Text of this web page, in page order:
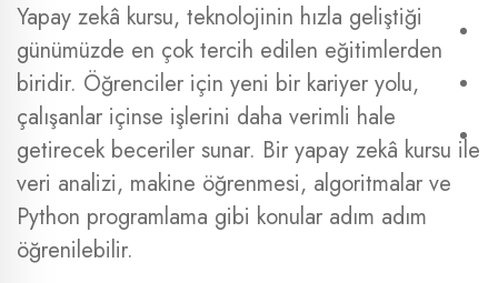
Yapay zekâ kursu, teknolojinin hızla geliştiği
günümüzde en çok tercih edilen eğitimlerden
biridir. Öğrenciler için yeni bir kariyer yolu,
çalışanlar içinse işlerini daha verimli hale
getirecek beceriler sunar. Bir yapay zekâ kursu ile
veri analizi, makine öğrenmesi, algoritmalar ve
Python programlama gibi konular adım adım
öğrenilebilir.